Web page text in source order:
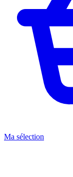
Ma sélection